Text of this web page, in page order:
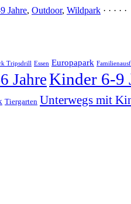
Jahre, Outdoor, Wildpark · · · · ·
Tripsdrill Essen Europapark
JahreKinder 6-9
Tiergarten Unterwegs mit